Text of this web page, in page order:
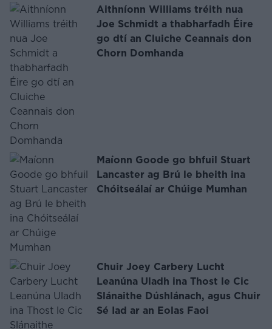
Aithníonn Williams tréith nua
Joe Schmidt a thabharfadh Éire
go dtí an Cluiche Ceannais don
Chorn Domhanda
Maíonn Goode go bhfuil Stuart
Lancaster ag Brú le bheith ina
Chóitseálaí ar Chúige Mumhan
Chuir Joey Carbery Lucht
Leanúna Uladh ina Thost le Cic
Slánaithe Dúshlánach, agus Chuir
Sé Iad ar an Eolas Faoi